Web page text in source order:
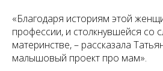
«Благодаря историям этой
профессии, и столкнувшейся со
материнстве, – рассказала
малышовый проект про мам».